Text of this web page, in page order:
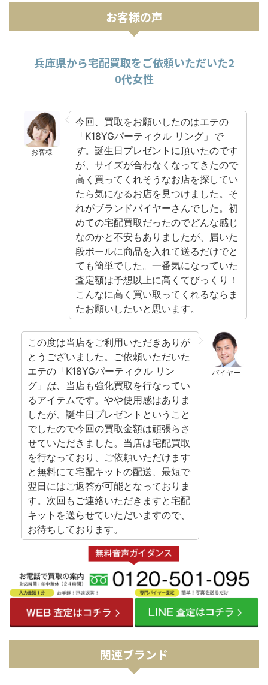
お客様の声
兵庫県から宅配買取をご依頼いただいた2
0代女性
お客様
今回、買取をお願いしたのはエテの
「K18YGパーティクル リング」 で
す。誕生日プレゼントに頂いたのです
が、サイズが合わなくなってきたので
高く買ってくれそうなお店を探してい
たら気になるお店を見つけました。そ
れがブランドバイヤーさんでした。初
めての宅配買取だったのでどんな感じ
なのかと不安もありましたが、届いた
段ボールに商品を入れて送るだけでと
ても簡単でした。一番気になっていた
査定額は予想以上に高くてびっくり！
こんなに高く買い取ってくれるならま
たお願いしたいと思います。
バイヤー
この度は当店をご利用いただきありが
とうございました。ご依頼いただいた
エテの「K18YGパーティクル リン
グ」 は、当店も強化買取を行なってい
るアイテムです。やや使用感はありま
したが、誕生日プレゼントということ
でしたので今回の買取金額は頑張らさ
せていただきました。当店は宅配買取
を行なっており、ご依頼いただけます
と無料にて宅配キットの配送、最短で
翌日にはご返答が可能となっておりま
す。次回もご連絡いただきますと宅配
キットを送らせていただいますので、
お待ちしております。
関連ブランド